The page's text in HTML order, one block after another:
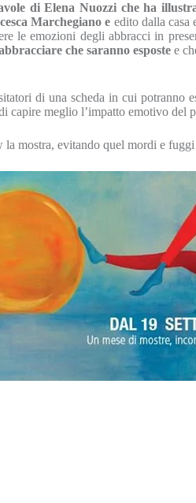
di Elena Nuozzi che ha
Marchegiano e edito dalla casa
le emozioni degli abbracci in
che saranno espostee
di una scheda in cui potranno
capire meglio l’impatto emotivo del
mostra, evitando quel mordi e fuggi